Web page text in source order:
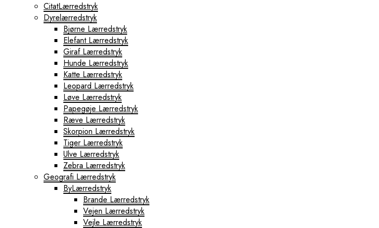
CitatLærredstryk
Dyrelærredstryk
Bjørne Lærredstryk
Elefant Lærredstryk
Giraf Lærredstryk
Hunde Lærredstryk
Katte Lærredstryk
Leopard Lærredstryk
Løve Lærredstryk
Papegøje Lærredstryk
Ræve Lærredstryk
Skorpion Lærredstryk
Tiger Lærredstryk
Ulve Lærredstryk
Zebra Lærredstryk
Geografi Lærredstryk
ByLærredstryk
Brande Lærredstryk
Vejen Lærredstryk
Vejle Lærredstryk